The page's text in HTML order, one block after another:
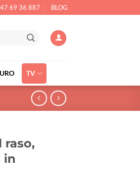
69 36 887 BLOG
TV
raso,
in